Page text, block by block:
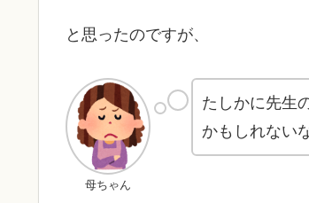
と思ったのですが、
母ちゃん
たしかに先生
かもしれない